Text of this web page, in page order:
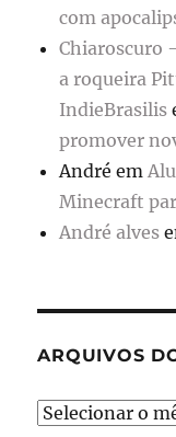
com
Chiaroscuro
a roqueira
IndieBrasilis
promover
André em
Minecraft
André alves
ARQUIVOS
Arquivos